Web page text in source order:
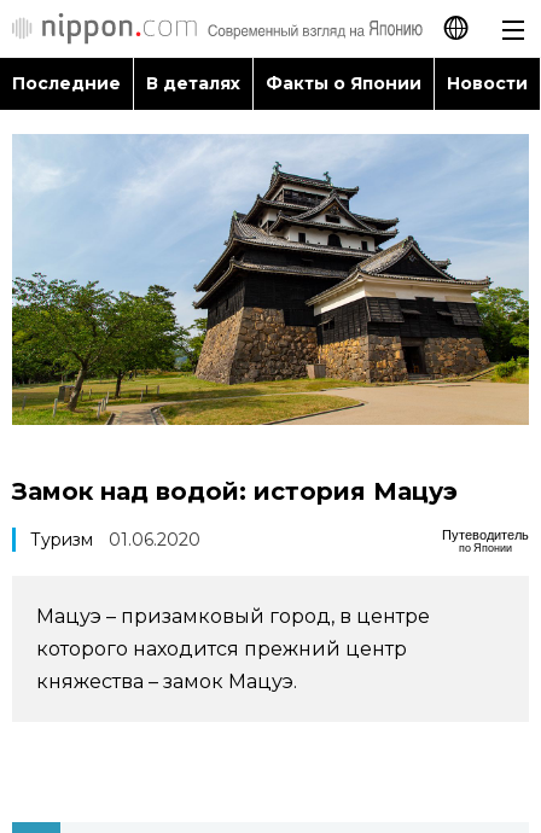
日本語
简体字
繁體字
Français
Español
В деталях
Факты о Японии
Путеводитель по Японии
Разделы
Последние В деталях Факты о Японии Новости
Замок над водой: история Мацуэ
Путеводитель
по Японии
Туризм 01.06.2020
Мацуэ – призамковый город, в центре
которого находится прежний центр
княжества – замок Мацуэ.